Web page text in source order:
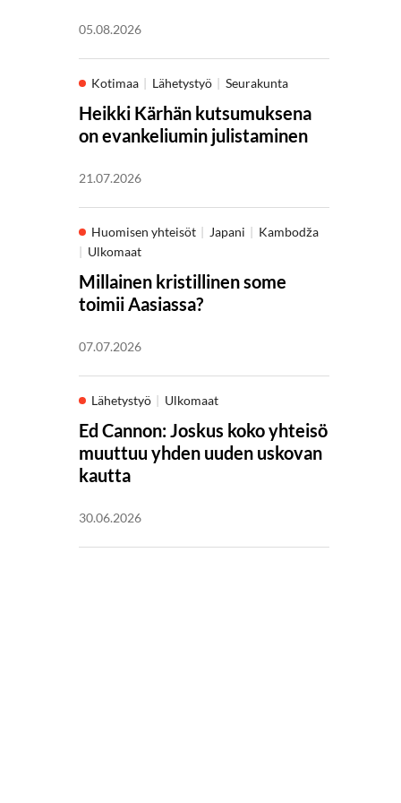
05.08.2026
Kotimaa Lähetystyö Seurakunta
Heikki Kärhän kutsumuksena
on evankeliumin julistaminen
21.07.2026
Huomisen yhteisöt Japani
Kambodža
Ulkomaat
Millainen kristillinen some
toimii Aasiassa?
07.07.2026
Lähetystyö Ulkomaat
Ed Cannon: Joskus koko yhteisö
muuttuu yhden uuden uskovan
kautta
30.06.2026